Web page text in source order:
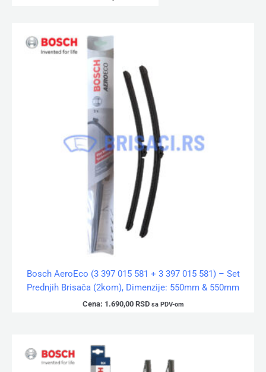
Bosch AeroEco (3 397 015 581 + 3 397 015 581) – Set
Prednjih Brisača (2kom), Dimenzije: 550mm & 550mm
Cena: 1.690,00 RSD sa PDV-om